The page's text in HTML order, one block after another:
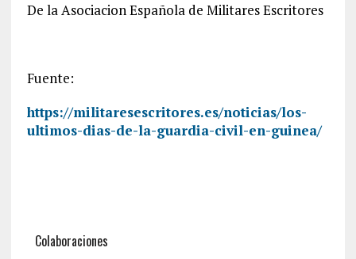
De la Asociacion Española de Militares Escritores
Fuente:
https://militaresescritores.es/noticias/los-
ultimos-dias-de-la-guardia-civil-en-guinea/
Colaboraciones